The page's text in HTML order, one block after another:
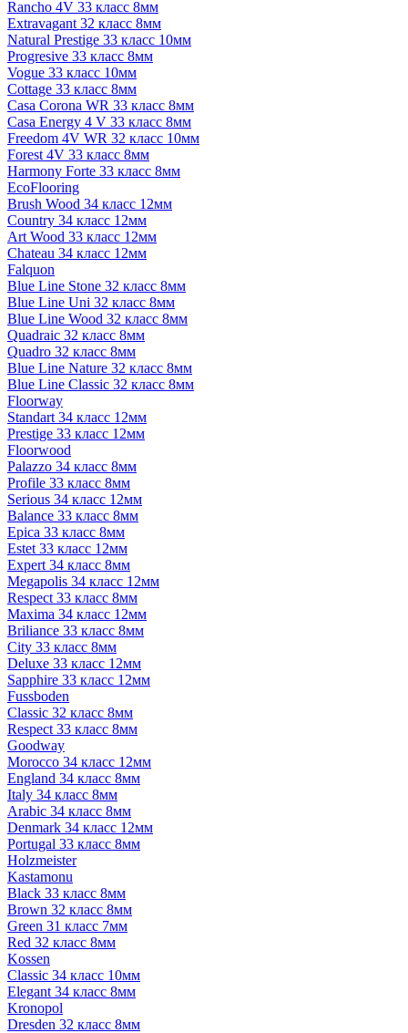
Rancho 4V 33 класс 8мм
Extravagant 32 класс 8мм
Natural Prestige 33 класс 10мм
Progresive 33 класс 8мм
Vogue 33 класс 10мм
Cottage 33 класс 8мм
Casa Corona WR 33 класс 8мм
Casa Energy 4 V 33 класс 8мм
Freedom 4V WR 32 класс 10мм
Forest 4V 33 класс 8мм
Harmony Forte 33 класс 8мм
EcoFlooring
Brush Wood 34 класс 12мм
Country 34 класс 12мм
Art Wood 33 класс 12мм
Chateau 34 класс 12мм
Falquon
Blue Line Stone 32 класс 8мм
Blue Line Uni 32 класс 8мм
Blue Line Wood 32 класс 8мм
Quadraic 32 класс 8мм
Quadro 32 класс 8мм
Blue Line Nature 32 класс 8мм
Blue Line Classic 32 класс 8мм
Floorway
Standart 34 класс 12мм
Prestige 33 класс 12мм
Floorwood
Palazzo 34 класс 8мм
Profile 33 класс 8мм
Serious 34 класс 12мм
Balance 33 класс 8мм
Epica 33 класс 8мм
Estet 33 класс 12мм
Expert 34 класс 8мм
Megapolis 34 класс 12мм
Respect 33 класс 8мм
Maxima 34 класс 12мм
Briliance 33 класс 8мм
City 33 класс 8мм
Deluxe 33 класс 12мм
Sapphire 33 класс 12мм
Fussboden
Classic 32 класс 8мм
Respect 33 класс 8мм
Goodway
Morocco 34 класс 12мм
England 34 класс 8мм
Italy 34 класс 8мм
Arabic 34 класс 8мм
Denmark 34 класс 12мм
Portugal 33 класс 8мм
Holzmeister
Kastamonu
Black 33 класс 8мм
Brown 32 класс 8мм
Green 31 класс 7мм
Red 32 класс 8мм
Kossen
Classic 34 класс 10мм
Elegant 34 класс 8мм
Kronopol
Dresden 32 класс 8мм